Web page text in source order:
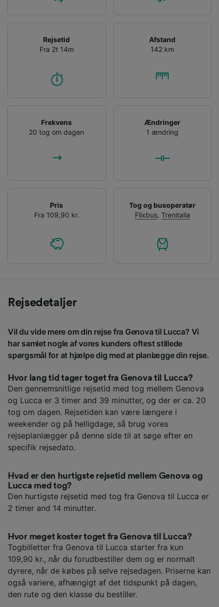
Rejsetid
Fra 2t 14m
Afstand
142 km
Frekvens
20 tog om dagen
Ændringer
1 ændring
Pris
Fra 109,90 kr.
Tog og busoperatør
Flixbus, Trenitalia
Rejsedetaljer
Vil du vide mere om din rejse fra Genova til Lucca? Vi
har samlet nogle af vores kunders oftest stillede
spørgsmål for at hjælpe dig med at planlægge din rejse.
Hvor lang tid tager toget fra Genova til Lucca?
Den gennemsnitlige rejsetid med tog mellem Genova
og Lucca er 3 timer and 39 minutter, og der er ca. 20
tog om dagen. Rejsetiden kan være længere i
weekender og på helligdage, så brug vores
rejseplanlægger på denne side til at søge efter en
specifik rejsedato.
Hvad er den hurtigste rejsetid mellem Genova og
Lucca med tog?
Den hurtigste rejsetid med tog fra Genova til Lucca er
2 timer and 14 minutter.
Hvor meget koster toget fra Genova til Lucca?
Togbilletter fra Genova til Lucca starter fra kun
109,90 kr., når du forudbestiller dem og er normalt
dyrere, når de købes på selve rejsedagen. Priserne kan
også variere, afhængigt af det tidspunkt på dagen,
den rute og den klasse du bestiller.